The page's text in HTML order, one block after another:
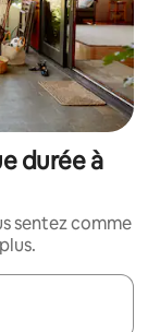
durée à
sentez comme
flèches vers le